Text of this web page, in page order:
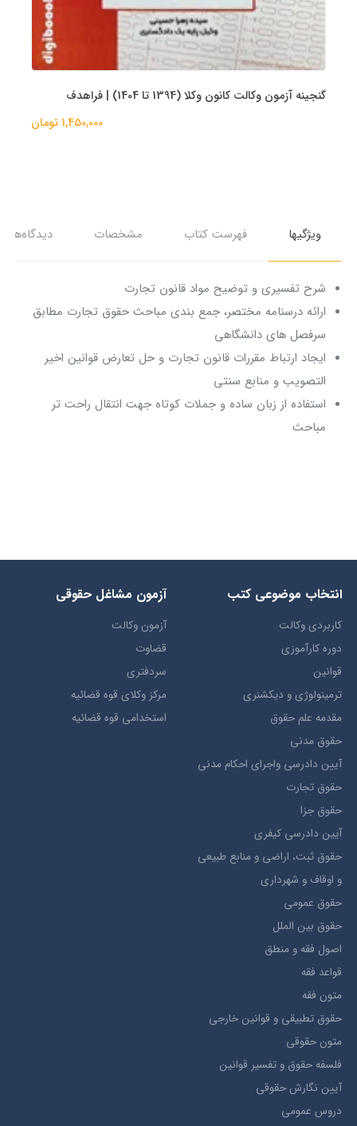
گنجینه آزمون وکالت کانون وکلا (1394 تا 1404) | فراهدف
1,450,000 تومان
ویژگیها فهرست کتاب مشخصات دیدگاه‌ها
شرح تفسیری و توضیح مواد قانون تجارت
ارائه درسنامه مختصر، جمع بندی مباحث حقوق تجارت مطابق
سرفصل های دانشگاهی
ایجاد ارتباط مقررات قانون تجارت و حل تعارض قوانین اخیر
التصویب و منابع سنتی
استفاده از زبان ساده و جملات کوتاه جهت انتقال راحت تر
مباحث
انتخاب​ موضوعي​ کتب
کاربردی وکالت
دوره کارآموزی
قوانین
ترمينولوژي و ديکشنري
مقدمه علم حقوق
حقوق مدني
آيين دادرسي ​واجراي ​احکام ​مدني
حقوق تجارت
حقوق جزا
آيین دادرسی کیفری
حقوق ثبت، اراضي و منابع طبيعي
و اوقاف و شهرداری
حقوق عمومی
حقوق بين الملل
اصول فقه و منطق
قواعد فقه
متون فقه
حقوق تطبيقي و قوانین خارجی
متون حقوقي
فلسفه حقوق و تفسیر قوانین
آیین نگارش حقوقی
دروس عمومی
آزمون مشاغل حقوقی
آزمون وکالت
قضاوت
سردفتری
مرکز وکلای قوه قضائیه
استخدامی قوه قضائیه